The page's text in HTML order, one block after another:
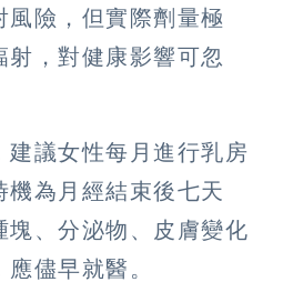
風險，但實際劑量極
，對健康影響可忽
建議女性每月進行乳房
機為月經結束後七天
塊、分泌物、皮膚變化
儘早就醫。